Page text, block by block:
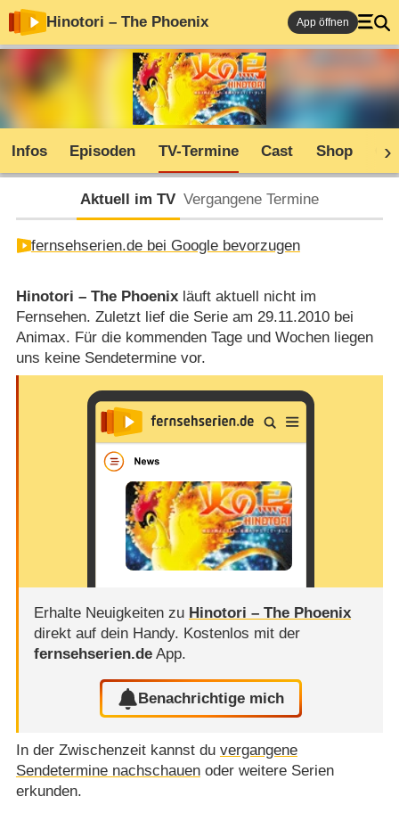
Hinotori – The Phoenix App öffnen
Infos Episoden TV-Termine Cast Shop
Aktuell im TV Vergangene Termine
fernsehserien.de bei Google bevorzugen
Hinotori – The Phoenixläuft aktuell nicht im
Fernsehen. Zuletzt lief die Serie am 29.11.2010 bei
Animax. Für die kommenden Tage und Wochen liegen
uns keine Sendetermine vor.
Erhalte Neuigkeiten zu Hinotori – The Phoenix
direkt auf dein Handy. Kostenlos mit der
fernsehserien.deApp.
Benachrichtige mich
In der Zwischenzeit kannst du vergangene
Sendetermine nachschauenoder weitere Serien
erkunden.